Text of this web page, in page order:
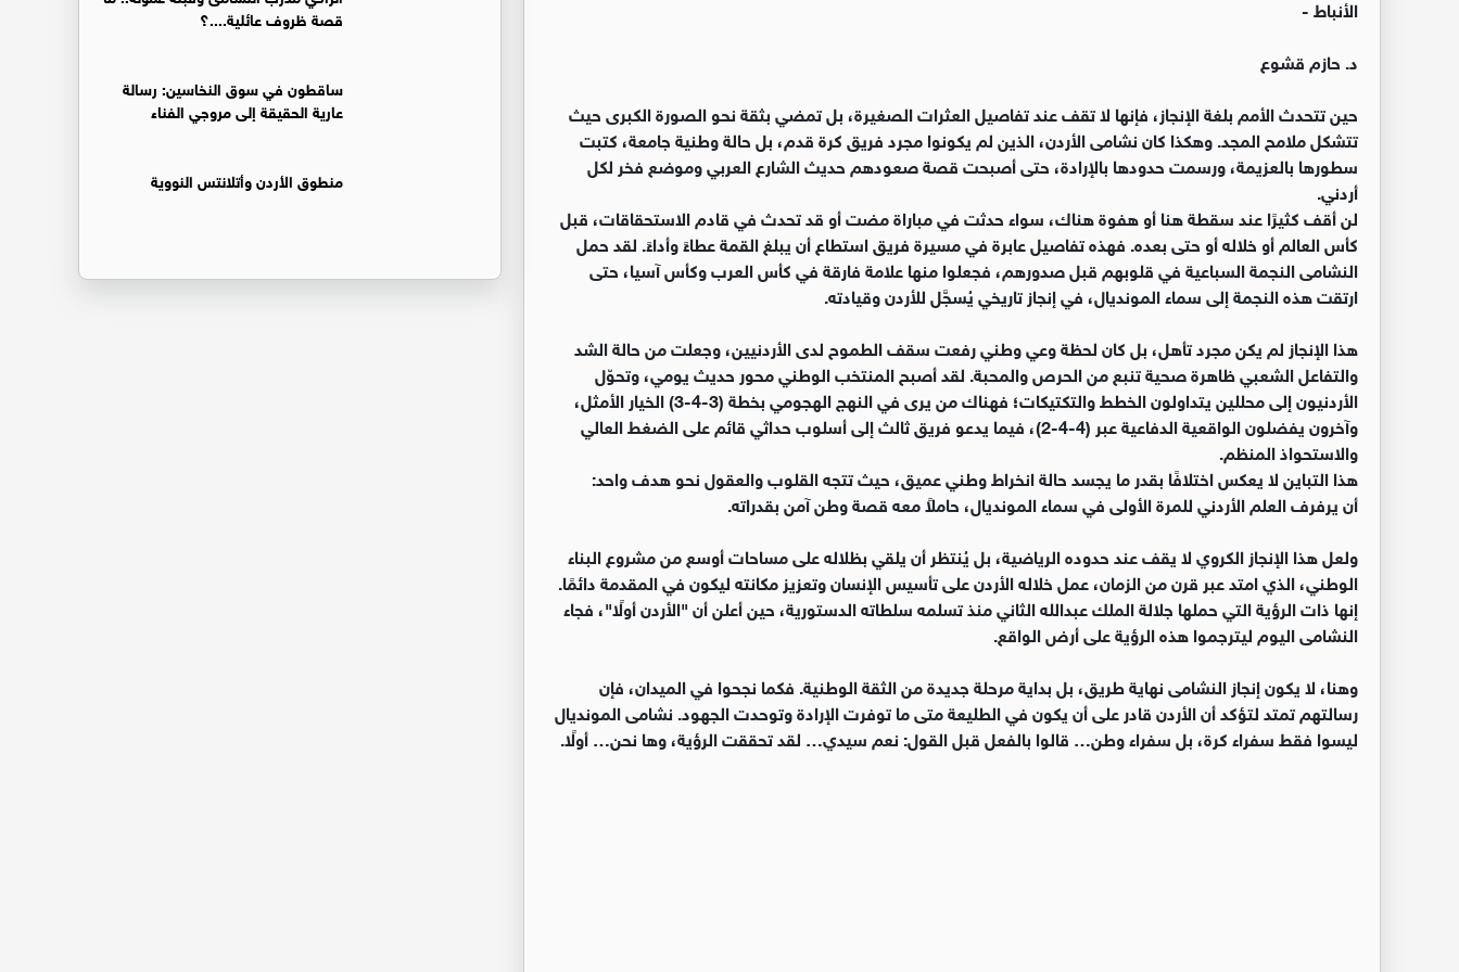
الأنباط -
د. حازم قشوع
حين تتحدث الأمم بلغة الإنجاز، فإنها لا تقف عند تفاصيل العثرات الصغيرة، بل تمضي بثقة نحو الصورة الكبرى حيث
تتشكل ملامح المجد. وهكذا كان نشامى الأردن، الذين لم يكونوا مجرد فريق كرة قدم، بل حالة وطنية جامعة، كتبت
سطورها بالعزيمة، ورسمت حدودها بالإرادة، حتى أصبحت قصة صعودهم حديث الشارع العربي وموضع فخر لكل
أردني.
لن أقف كثيرًا عند سقطة هنا أو هفوة هناك، سواء حدثت في مباراة مضت أو قد تحدث في قادم الاستحقاقات، قبل
كأس العالم أو خلاله أو حتى بعده. فهذه تفاصيل عابرة في مسيرة فريق استطاع أن يبلغ القمة عطاءً وأداءً. لقد حمل
النشامى النجمة السباعية في قلوبهم قبل صدورهم، فجعلوا منها علامة فارقة في كأس العرب وكأس آسيا، حتى
ارتقت هذه النجمة إلى سماء المونديال، في إنجاز تاريخي يُسجَّل للأردن وقيادته.
هذا الإنجاز لم يكن مجرد تأهل، بل كان لحظة وعي وطني رفعت سقف الطموح لدى الأردنيين، وجعلت من حالة الشد
والتفاعل الشعبي ظاهرة صحية تنبع من الحرص والمحبة. لقد أصبح المنتخب الوطني محور حديث يومي، وتحوّل
الأردنيون إلى محللين يتداولون الخطط والتكتيكات؛ فهناك من يرى في النهج الهجومي بخطة (3-4-3) الخيار الأمثل،
وآخرون يفضلون الواقعية الدفاعية عبر (4-4-2)، فيما يدعو فريق ثالث إلى أسلوب حداثي قائم على الضغط العالي
والاستحواذ المنظم.
هذا التباين لا يعكس اختلافًا بقدر ما يجسد حالة انخراط وطني عميق، حيث تتجه القلوب والعقول نحو هدف واحد:
أن يرفرف العلم الأردني للمرة الأولى في سماء المونديال، حاملاً معه قصة وطن آمن بقدراته.
ولعل هذا الإنجاز الكروي لا يقف عند حدوده الرياضية، بل يُنتظر أن يلقي بظلاله على مساحات أوسع من مشروع البناء
الوطني، الذي امتد عبر قرن من الزمان، عمل خلاله الأردن على تأسيس الإنسان وتعزيز مكانته ليكون في المقدمة دائمًا.
إنها ذات الرؤية التي حملها جلالة الملك عبدالله الثاني منذ تسلمه سلطاته الدستورية، حين أعلن أن "الأردن أولًا"، فجاء
النشامى اليوم ليترجموا هذه الرؤية على أرض الواقع.
وهنا، لا يكون إنجاز النشامى نهاية طريق، بل بداية مرحلة جديدة من الثقة الوطنية. فكما نجحوا في الميدان، فإن
رسالتهم تمتد لتؤكد أن الأردن قادر على أن يكون في الطليعة متى ما توفرت الإرادة وتوحدت الجهود. نشامى المونديال
ليسوا فقط سفراء كرة، بل سفراء وطن… قالوا بالفعل قبل القول: نعم سيدي… لقد تحققت الرؤية، وها نحن… أولًا.
قصة ظروف عائلية....؟
ساقطون في سوق النخاسين: رسالة
عارية الحقيقة إلى مروجي الفناء
منطوق الأردن وأتلانتس النووية